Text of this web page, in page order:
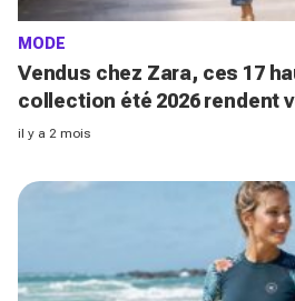
MODE
Vendus chez Zara, ces 17
collection été 2026 rendent
tout d’un coup beaucoup
il y a 2 mois